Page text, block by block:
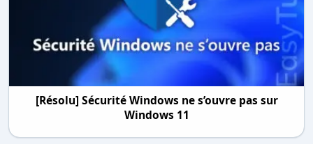
[Résolu] Sécurité Windows ne s’ouvre pas sur
Windows 11